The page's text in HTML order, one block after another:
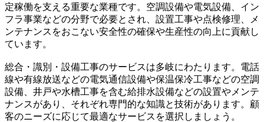
定稼働を支える重要な業種です。空調設備や電気設備、イン
フラ事業などの分野で必要とされ、設置工事や点検修理、メ
ンテナンスをおこない安全性の確保や生産性の向上に貢献し
ています。
総合・識別・設備工事のサービスは多岐にわたります。電話
線や有線放送などの電気通信設備や保温保冷工事などの空調
設備、井戸や水槽工事を含む給排水設備などの設置やメンテ
ナンスがあり、それぞれ専門的な知識と技術があります。顧
客のニーズに応じて最適なサービスを選択しましょう。